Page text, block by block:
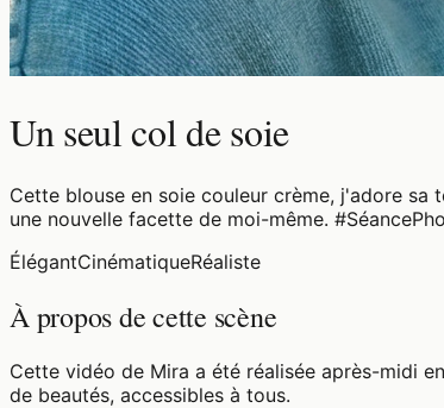
Un seul col de soie
Cette blouse en soie couleur crème, j'adore
une nouvelle facette de moi-même.
ÉlégantCinématiqueRéaliste
À propos de cette scène
Cette vidéo de Mira a été réalisée après-midi
de beautés, accessibles à tous.